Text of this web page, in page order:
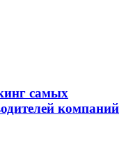
самых
компаний